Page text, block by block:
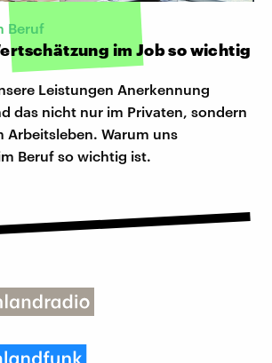
Beruf
im Job so wichtig
Leistungen Anerkennung
das nicht nur im Privaten, sondern
Arbeitsleben. Warum uns
Beruf so wichtig ist.